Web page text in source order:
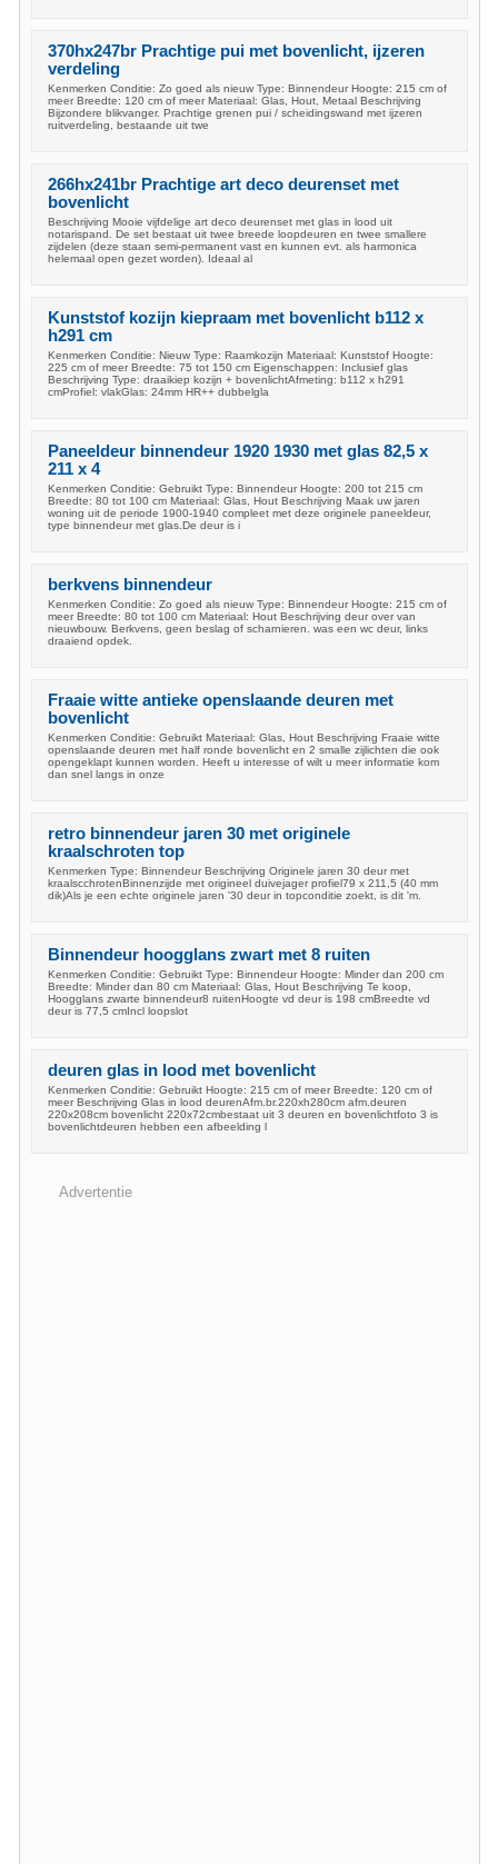
370hx247br Prachtige pui met bovenlicht, ijzeren
verdeling
Kenmerken Conditie: Zo goed als nieuw Type: Binnendeur Hoogte: 215 cm of
meer Breedte: 120 cm of meer Materiaal: Glas, Hout, Metaal Beschrijving
Bijzondere blikvanger. Prachtige grenen pui / scheidingswand met ijzeren
ruitverdeling, bestaande uit twe
266hx241br Prachtige art deco deurenset met
bovenlicht
Beschrijving Mooie vijfdelige art deco deurenset met glas in lood uit
notarispand. De set bestaat uit twee breede loopdeuren en twee smallere
zijdelen (deze staan semi-permanent vast en kunnen evt. als harmonica
helemaal open gezet worden). Ideaal al
Kunststof kozijn kiepraam met bovenlicht b112 x
h291 cm
Kenmerken Conditie: Nieuw Type: Raamkozijn Materiaal: Kunststof Hoogte:
225 cm of meer Breedte: 75 tot 150 cm Eigenschappen: Inclusief glas
Beschrijving Type: draaikiep kozijn + bovenlichtAfmeting: b112 x h291
cmProfiel: vlakGlas: 24mm HR++ dubbelgla
Paneeldeur binnendeur 1920 1930 met glas 82,5 x
211 x 4
Kenmerken Conditie: Gebruikt Type: Binnendeur Hoogte: 200 tot 215 cm
Breedte: 80 tot 100 cm Materiaal: Glas, Hout Beschrijving Maak uw jaren
woning uit de periode 1900-1940 compleet met deze originele paneeldeur,
type binnendeur met glas.De deur is i
berkvens binnendeur
Kenmerken Conditie: Zo goed als nieuw Type: Binnendeur Hoogte: 215 cm of
meer Breedte: 80 tot 100 cm Materiaal: Hout Beschrijving deur over van
nieuwbouw. Berkvens, geen beslag of scharnieren. was een wc deur, links
draaiend opdek.
Fraaie witte antieke openslaande deuren met
bovenlicht
Kenmerken Conditie: Gebruikt Materiaal: Glas, Hout Beschrijving Fraaie witte
openslaande deuren met half ronde bovenlicht en 2 smalle zijlichten die ook
opengeklapt kunnen worden. Heeft u interesse of wilt u meer informatie kom
dan snel langs in onze
retro binnendeur jaren 30 met originele
kraalschroten top
Kenmerken Type: Binnendeur Beschrijving Originele jaren 30 deur met
kraalscchrotenBinnenzijde met origineel duivejager profiel79 x 211,5 (40 mm
dik)Als je een echte originele jaren '30 deur in topconditie zoekt, is dit 'm.
Binnendeur hoogglans zwart met 8 ruiten
Kenmerken Conditie: Gebruikt Type: Binnendeur Hoogte: Minder dan 200 cm
Breedte: Minder dan 80 cm Materiaal: Glas, Hout Beschrijving Te koop,
Hoogglans zwarte binnendeur8 ruitenHoogte vd deur is 198 cmBreedte vd
deur is 77,5 cmIncl loopslot
deuren glas in lood met bovenlicht
Kenmerken Conditie: Gebruikt Hoogte: 215 cm of meer Breedte: 120 cm of
meer Beschrijving Glas in lood deurenAfm.br.220xh280cm afm.deuren
220x208cm bovenlicht 220x72cmbestaat uit 3 deuren en bovenlichtfoto 3 is
bovenlichtdeuren hebben een afbeelding l
Advertentie